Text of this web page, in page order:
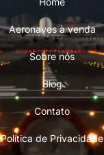
Aeronaves à venda
Sobre nós
Blog
Contato
Política de Privacidade